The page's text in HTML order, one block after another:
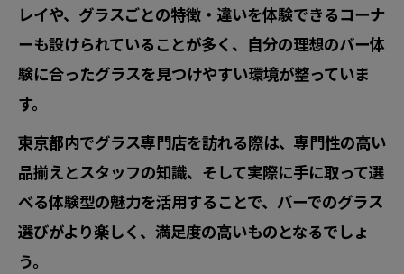
バー用品を活用した香りの楽しみ方の工
夫
カクテルグラスで香りを堪能する方法
初心者でも安心の東京都バーグラス基本知識
バー初心者が知りたいグラスの種類と特
徴
東京都で選ぶバーグラスの基礎知識まと
レイや、グラスごとの特徴・違いを体験できるコーナ
ーも設けられていることが多く、自分の理想のバー体
験に合ったグラスを見つけやすい環境が整っていま
す。
東京都内でグラス専門店を訪れる際は、専門性の高い
品揃えとスタッフの知識、そして実際に手に取って選
べる体験型の魅力を活用することで、バーでのグラス
選びがより楽しく、満足度の高いものとなるでしょ
う。